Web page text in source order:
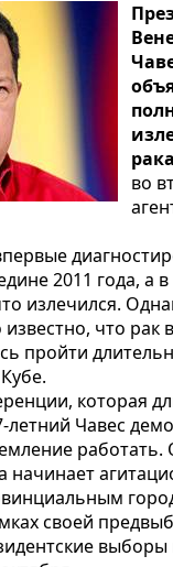
во
2011 года, а
излечился.
известно, что рак
пройти
которая
летний Чавес
начинает
своей
выборы